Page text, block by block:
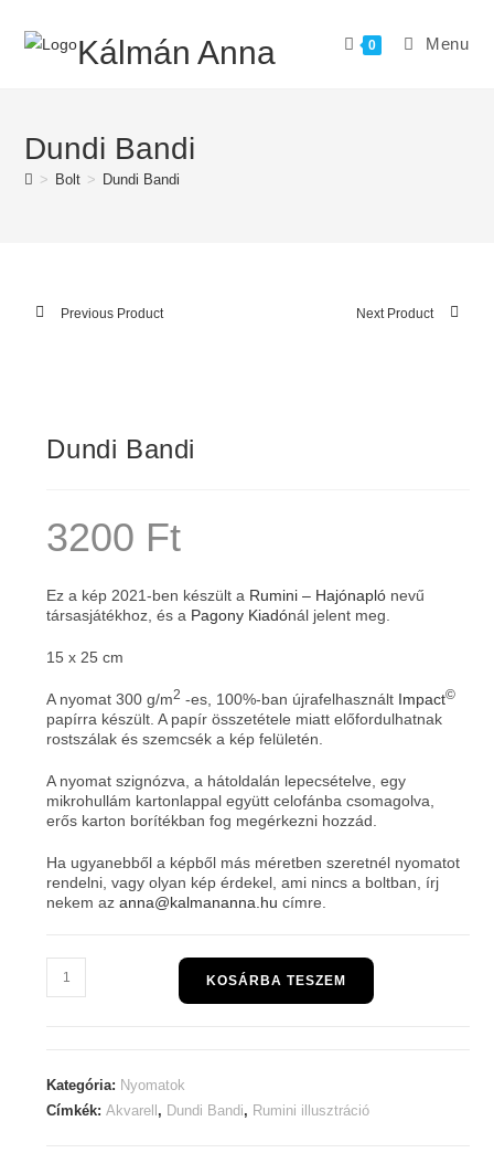
Kálmán Anna 0 Menu
Dundi Bandi
> Bolt > Dundi Bandi
Previous Product Next Product
Dundi Bandi
3200 Ft
Ez a kép 2021-ben készült a Rumini – Hajónapló nevű
társasjátékhoz, és a Pagony Kiadónál jelent meg.
15 x 25 cm
A nyomat 300 g/m2 -es, 100%-ban újrafelhasznált Impact©
papírra készült. A papír összetétele miatt előfordulhatnak
rostszálak és szemcsék a kép felületén.
A nyomat szignózva, a hátoldalán lepecsételve, egy
mikrohullám kartonlappal együtt celofánba csomagolva,
erős karton borítékban fog megérkezni hozzád.
Ha ugyanebből a képből más méretben szeretnél nyomatot
rendelni, vagy olyan kép érdekel, ami nincs a boltban, írj
nekem azanna@kalmananna.hu címre.
Dundi
Bandi
KOSÁRBA TESZEM
Kategória: Nyomatok
Címkék:Akvarell , Dundi Bandi, Rumini illusztráció